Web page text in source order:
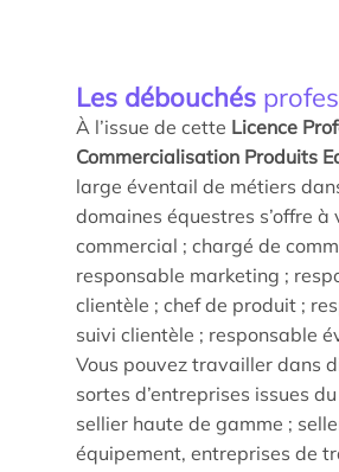
Les débouchés
À l’issue de cette Licence
Commercialisation Produits
large éventail de métiers
domaines équestres s’offre à
commercial ; chargé de
responsable marketing ;
clientèle ; chef de produit ;
suivi clientèle ; responsable
Vous pouvez travailler dans
sortes d’entreprises issues
sellier haute de gamme ;
équipement, entreprises de